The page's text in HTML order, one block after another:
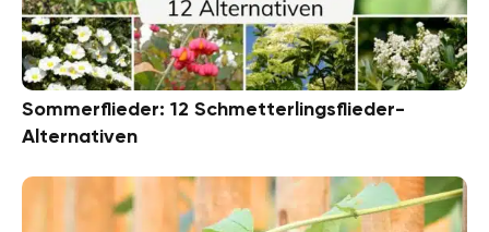
Sommerflieder: 12 Schmetterlingsflieder-
Alternativen